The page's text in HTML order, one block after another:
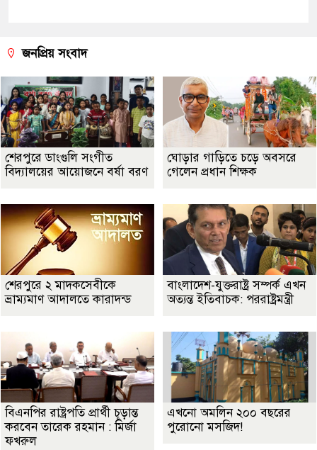
জনপ্রিয় সংবাদ
শেরপুরে ডাংগুলি সংগীত
বিদ্যালয়ের আয়োজনে বর্ষা বরণ
ঘোড়ার গাড়িতে চড়ে অবসরে
গেলেন প্রধান শিক্ষক
শেরপুরে ২ মাদকসেবীকে
ভ্রাম্যমাণ আদালতে কারাদন্ড
বাংলাদেশ-যুক্তরাষ্ট্র সম্পর্ক এখন
অত্যন্ত ইতিবাচক: পররাষ্ট্রমন্ত্রী
বিএনপির রাষ্ট্রপতি প্রার্থী চূড়ান্ত
করবেন তারেক রহমান : মির্জা
ফখরুল
এখনো অমলিন ২০০ বছরের
পুরোনো মসজিদ!